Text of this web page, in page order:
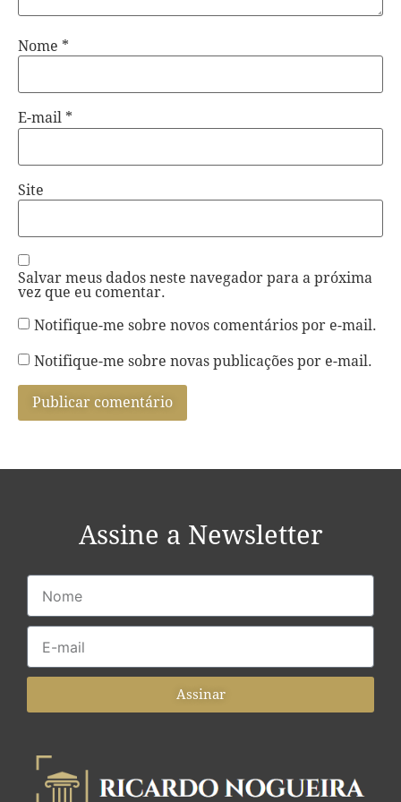
Nome *
E-mail *
Site
Salvar meus dados neste navegador para a próxima
vez que eu comentar.
Notifique-me sobre novos comentários por e-mail.
Notifique-me sobre novas publicações por e-mail.
Assine a Newsletter
Assinar